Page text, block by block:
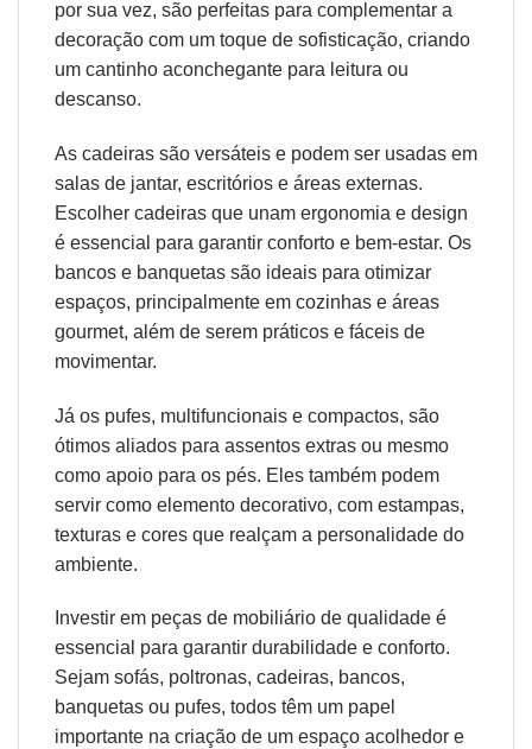
por sua vez, são perfeitas para complementar a
decoração com um toque de sofisticação, criando
um cantinho aconchegante para leitura ou
descanso.
As cadeiras são versáteis e podem ser usadas em
salas de jantar, escritórios e áreas externas.
Escolher cadeiras que unam ergonomia e design
é essencial para garantir conforto e bem-estar. Os
bancos e banquetas são ideais para otimizar
espaços, principalmente em cozinhas e áreas
gourmet, além de serem práticos e fáceis de
movimentar.
Já os pufes, multifuncionais e compactos, são
ótimos aliados para assentos extras ou mesmo
como apoio para os pés. Eles também podem
servir como elemento decorativo, com estampas,
texturas e cores que realçam a personalidade do
ambiente.
Investir em peças de mobiliário de qualidade é
essencial para garantir durabilidade e conforto.
Sejam sofás, poltronas, cadeiras, bancos,
banquetas ou pufes, todos têm um papel
importante na criação de um espaço acolhedor e